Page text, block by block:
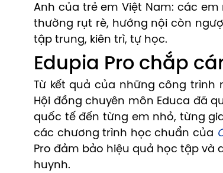
Anh của trẻ em Việt Nam: các
thường rụt rè, hướng nội còn
tập trung, kiên trì, tự học.
Edupia Pro chắp
Từ kết quả của những công
Hội đồng chuyên môn Educa đã
quốc tế đến từng em nhỏ, từng
các chương trình học chuẩn của
Pro đảm bảo hiệu quả học tập và
huynh.